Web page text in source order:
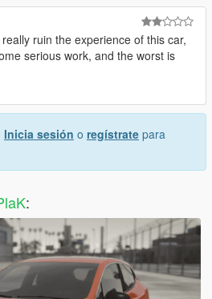
ruin the experience of this car,
serious work, and the worst is
Inicia sesión o regístrate para
: